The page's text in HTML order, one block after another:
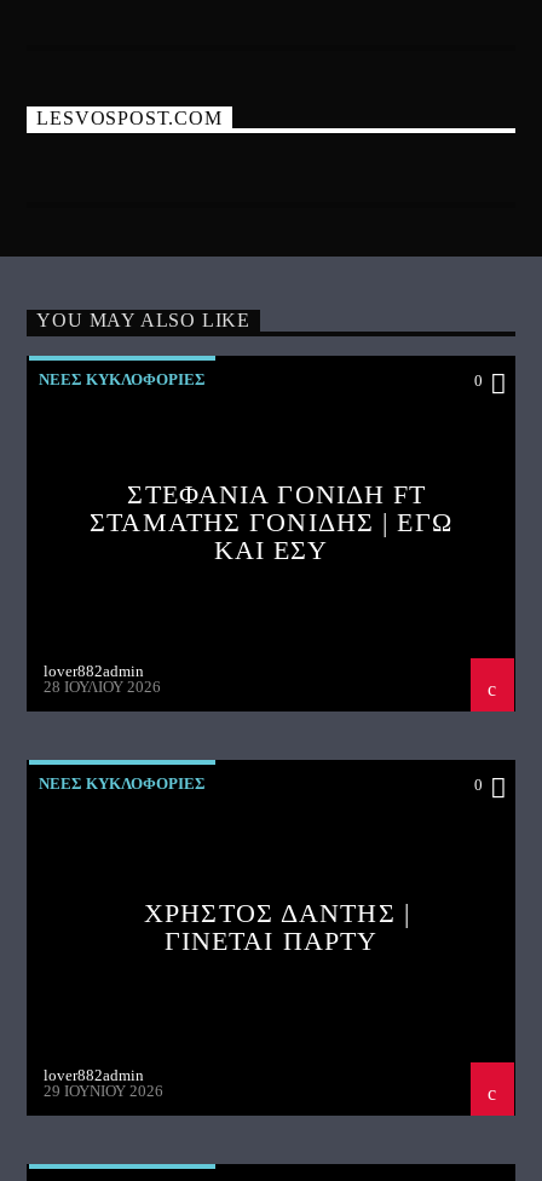
LESVOSPOST.COM
YOU MAY ALSO LIKE
ΝΕΕΣ ΚΥΚΛΟΦΟΡΙΕΣ 0
ΣΤΕΦΑΝΙΑ ΓΟΝΙΔΗ FT
ΣΤΑΜΑΤΗΣ ΓΟΝΙΔΗΣ | ΕΓΩ
ΚΑΙ ΕΣΥ
lover882admin
28 ΙΟΥΛΊΟΥ 2026
ΝΕΕΣ ΚΥΚΛΟΦΟΡΙΕΣ 0
ΧΡΗΣΤΟΣ ΔΑΝΤΗΣ |
ΓΙΝΕΤΑΙ ΠΑΡΤΥ
lover882admin
29 ΙΟΥΝΊΟΥ 2026